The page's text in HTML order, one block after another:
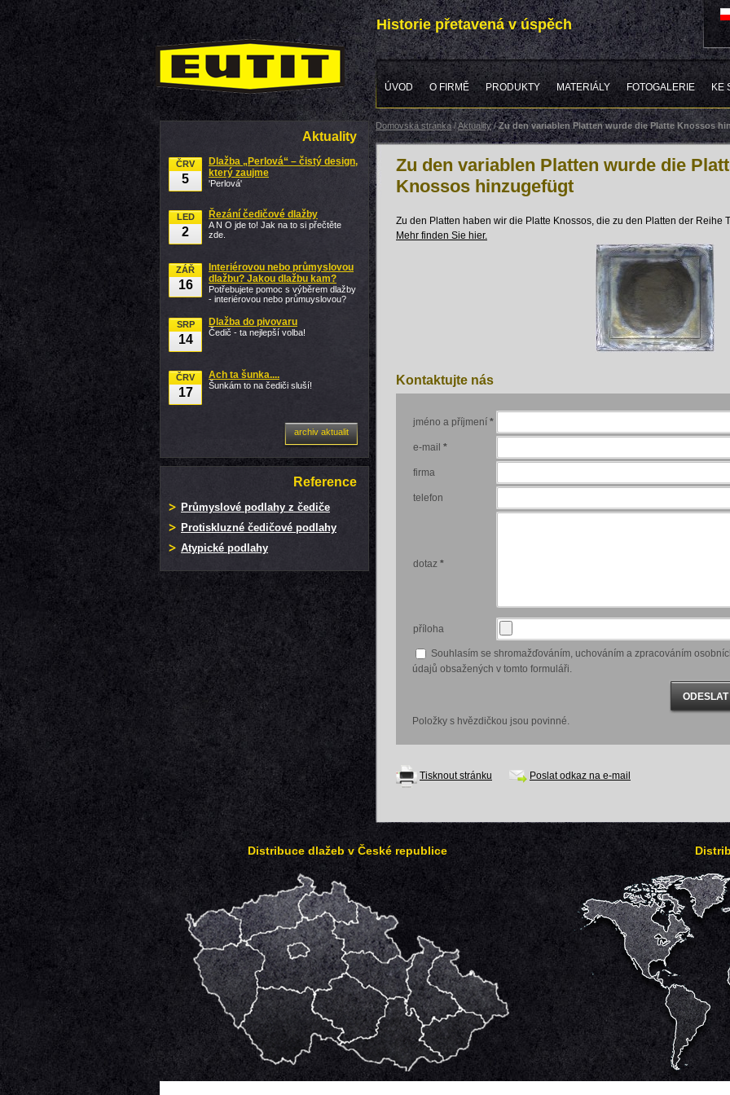
Historie přetavená v úspěch
ÚVOD O FIRMĚ PRODUKTY MATERIÁLY FOTOGALERIE KE
Domovská stránka/Aktuality/Zu den variablen Platten wurde die Platte Knossos
Zu den variablen Platten wurde die
Knossos hinzugefügt
Zu den Platten haben wir die Platte Knossos, die zu den Platten der Reihe
Mehr finden Sie hier.
Kontaktujte nás
jméno a příjmení *
e-mail *
firma
telefon
dotaz *
příloha
Souhlasím se shromažďováním, uchováním a zpracováním
údajů obsažených v tomto formuláři.
Položky s hvězdičkou jsou povinné.
Tisknout stránku Poslat odkaz na e-mail
Aktuality
ČRV
5
Dlažba „Perlová“ – čistý design,
který zaujme
'Perlová'
LED
2
Řezání čedičové dlažby
A N O jde to! Jak na to si přečtěte
zde.
ZÁŘ
16
Interiérovou nebo průmyslovou
dlažbu? Jakou dlažbu kam?
Potřebujete pomoc s výběrem dlažby
- interiérovou nebo průmuyslovou?
SRP
14
Dlažba do pivovaru
Čedič - ta nejlepší volba!
ČRV
17
Ach ta šunka....
Šunkám to na čediči sluší!
archiv aktualit
Reference
Průmyslové podlahy z čediče
Protiskluzné čedičové podlahy
Atypické podlahy
Distribuce dlažeb v České republice